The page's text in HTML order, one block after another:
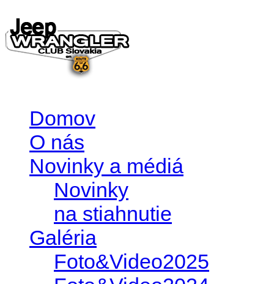
Domov
O nás
Novinky a médiá
Novinky
na stiahnutie
Galéria
Foto&Video2025